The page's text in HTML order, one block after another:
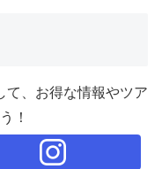
て、お得な情報やツア
！